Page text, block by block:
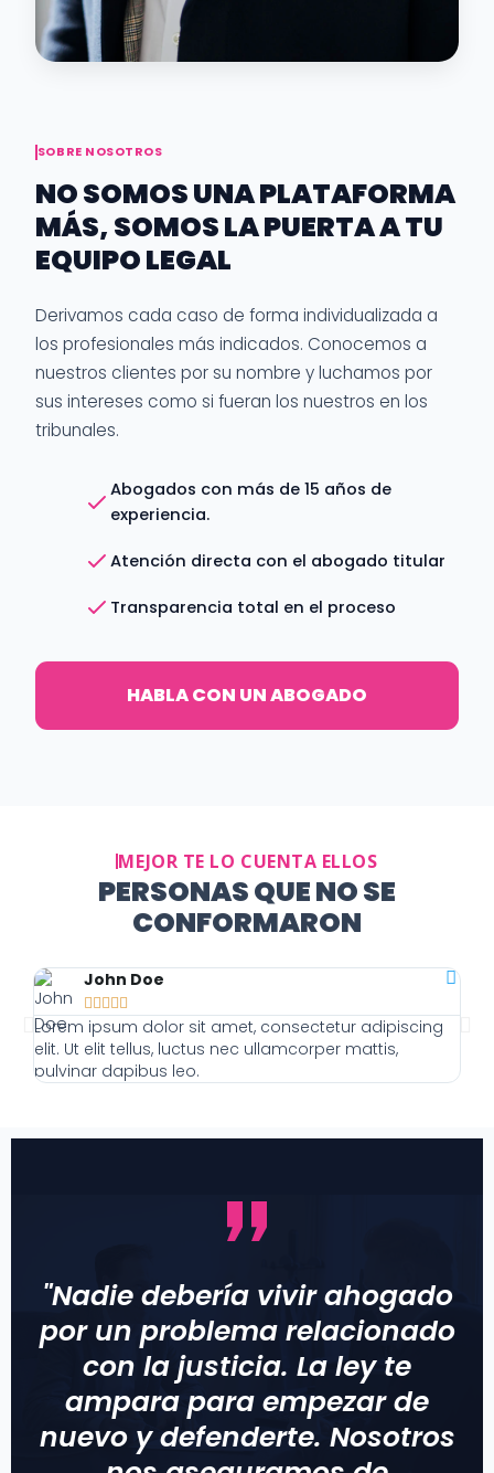
SOBRE NOSOTROS
NO SOMOS UNA PLATAFORMA
MÁS, SOMOS LA PUERTA A TU
EQUIPO LEGAL
Derivamos cada caso de forma individualizada a
los profesionales más indicados. Conocemos a
nuestros clientes por su nombre y luchamos por
sus intereses como si fueran los nuestros en los
tribunales.
Abogados con más de 15 años de
experiencia.
Atención directa con el abogado titular
Transparencia total en el proceso
HABLA CON UN ABOGADO
MEJOR TE LO CUENTA ELLOS
PERSONAS QUE NO SE
CONFORMARON
John Doe

Lorem ipsum dolor sit amet, consectetur adipiscing
elit. Ut elit tellus, luctus nec ullamcorper mattis,
pulvinar dapibus leo.
"Nadie debería vivir ahogado
por un problema relacionado
con la justicia. La ley te
ampara para empezar de
nuevo y defenderte. Nosotros